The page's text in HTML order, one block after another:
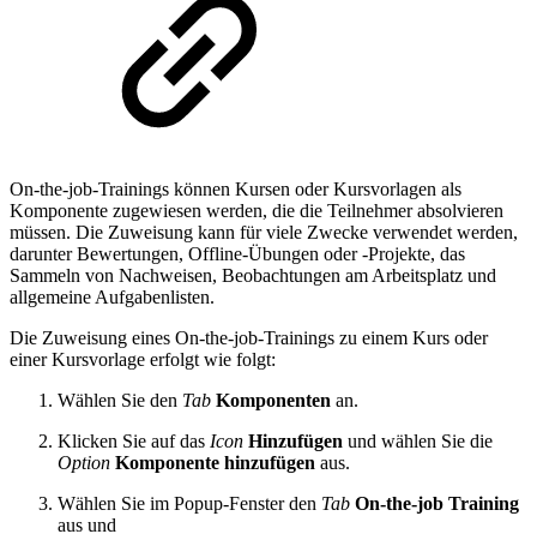
On-the-job-Trainings können Kursen oder Kursvorlagen als
Komponente zugewiesen werden, die die Teilnehmer absolvieren
müssen. Die Zuweisung kann für viele Zwecke verwendet werden,
darunter Bewertungen, Offline-Übungen oder -Projekte, das
Sammeln von Nachweisen, Beobachtungen am Arbeitsplatz und
allgemeine Aufgabenlisten.
Die Zuweisung eines On-the-job-Trainings zu einem Kurs oder
einer Kursvorlage erfolgt wie folgt:
Wählen Sie den Tab Komponenten an.
Klicken Sie auf das Icon Hinzufügen und wählen Sie die
Option Komponente hinzufügen aus.
Wählen Sie im Popup-Fenster den Tab On-the-job Training
aus und